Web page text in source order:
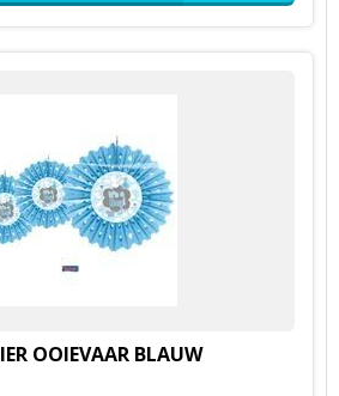
OOIEVAAR BLAUW